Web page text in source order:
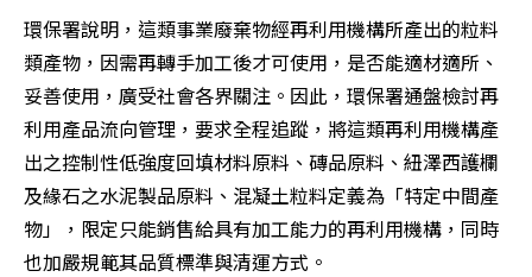
環保署說明，這類事業廢棄物經再利用機構所產出的粒料
類產物，因需再轉手加工後才可使用，是否能適材適所、
妥善使用，廣受社會各界關注。因此，環保署通盤檢討再
利用產品流向管理，要求全程追蹤，將這類再利用機構產
出之控制性低強度回填材料原料、磚品原料、紐澤西護欄
及緣石之水泥製品原料、混凝土粒料定義為「特定中間產
物」，限定只能銷售給具有加工能力的再利用機構，同時
也加嚴規範其品質標準與清運方式。